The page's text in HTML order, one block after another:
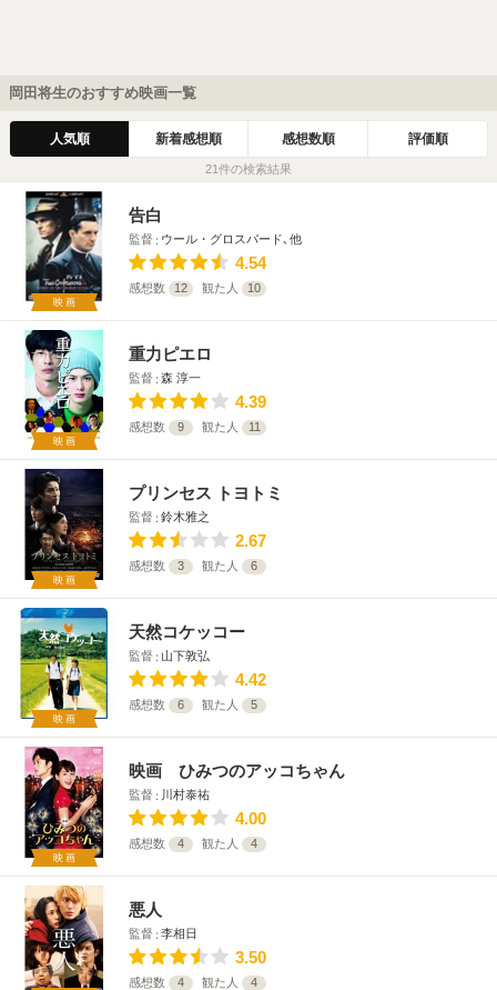
岡田将生のおすすめ映画一覧
人気順 新着感想順 感想数順 評価順
21件の検索結果
映画
告白
監督 ウール・グロスバード､他
4.54
感想数 12 観た人 10
映画
重力ピエロ
監督 森 淳一
4.39
感想数 9 観た人 11
映画
プリンセス トヨトミ
監督 鈴木雅之
2.67
感想数 3 観た人 6
映画
天然コケッコー
監督 山下敦弘
4.42
感想数 6 観た人 5
映画
映画 ひみつのアッコちゃん
監督 川村泰祐
4.00
感想数 4 観た人 4
悪人
監督 李相日
3.50
感想数 4 観た人 4